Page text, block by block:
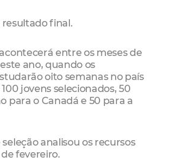
resultado final.
entre os meses de
ano, quando os
oito semanas no país
jovens selecionados, 50
para o Canadá e 50 para a
analisou os recursos
de fevereiro.